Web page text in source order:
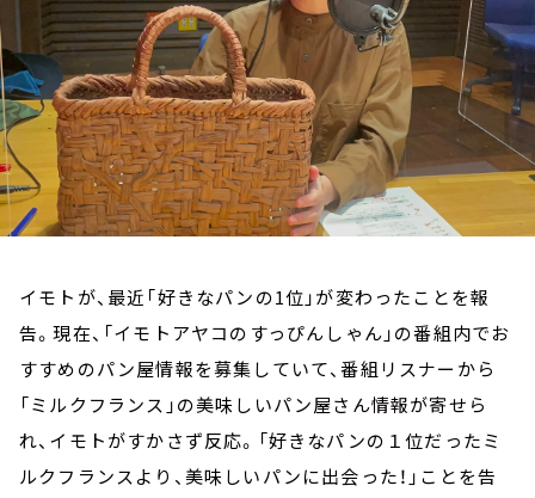
会社情報
イモトが、最近「好きなパンの1位」が変わったことを報
告。現在、「イモトアヤコのすっぴんしゃん」の番組内でお
すすめのパン屋情報を募集していて、番組リスナーから
「ミルクフランス」の美味しいパン屋さん情報が寄せら
れ、イモトがすかさず反応。「好きなパンの１位だったミ
ルクフランスより、美味しいパンに出会った！」ことを告